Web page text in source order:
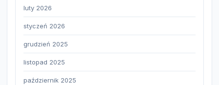
luty 2026
styczeń 2026
grudzień 2025
listopad 2025
październik 2025